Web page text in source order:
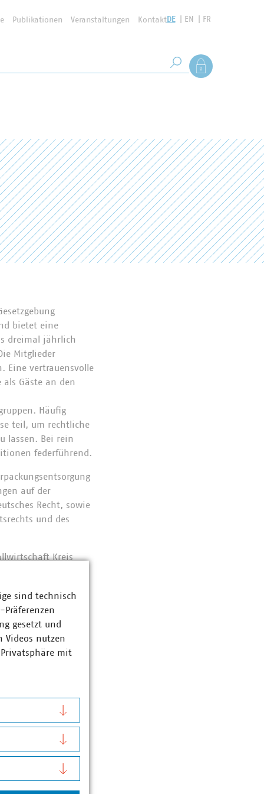
Publikationen Veranstaltungen KontaktDE EN FR
Suche starten
Als Mitglied
bietet eine
dreimal jährlich
Mitglieder
Eine vertrauensvolle
Gäste an den
Häufig
teil, um rechtliche
lassen. Bei rein
federführend.
auf der
Recht, sowie
und des
Kreis
sind technisch
gesetzt und
Videos nutzen
mit